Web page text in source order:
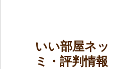
いい部屋ネ
ミ・評判情報